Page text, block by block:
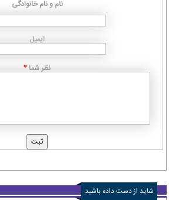
نام و نام خانوادگی
ایمیل
نظر شما *
شاید از دست داده باشید